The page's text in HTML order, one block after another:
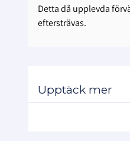
Detta då upplevda
eftersträvas.
Upptäck mer